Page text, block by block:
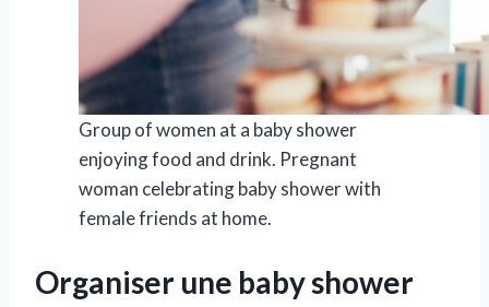
Group of women at a baby shower
enjoying food and drink. Pregnant
woman celebrating baby shower with
female friends at home.
Organiser une baby shower